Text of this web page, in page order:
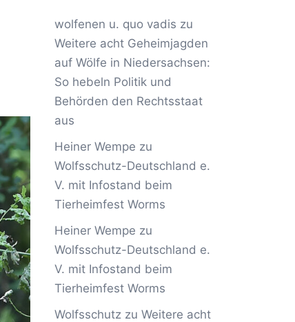
wolfenen u. quo vadis zu
Weitere acht Geheimjagden
auf Wölfe in Niedersachsen:
So hebeln Politik und
Behörden den Rechtsstaat
aus
Heiner Wempe zu
Wolfsschutz-Deutschland e.
V. mit Infostand beim
Tierheimfest Worms
Heiner Wempe zu
Wolfsschutz-Deutschland e.
V. mit Infostand beim
Tierheimfest Worms
Wolfsschutzzu Weitere acht